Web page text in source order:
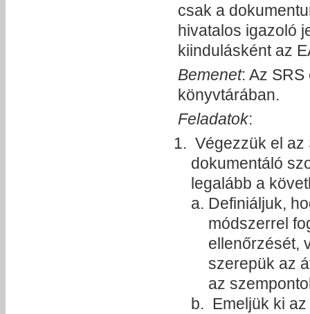
csak a
hivatalos igazoló
kiindulásként az
Bemenet: Az
könyvtárában.
Feladatok:
Végezzük el az
dokumentáló
legalább a
Definiáljuk,
módszerrel
ellenőrzését,
szerepük az
az
Emeljük ki